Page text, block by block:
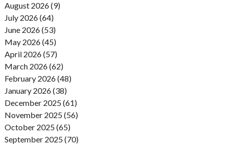
August 2026 (9)
July 2026 (64)
June 2026 (53)
May 2026 (45)
April 2026 (57)
March 2026 (62)
February 2026 (48)
January 2026 (38)
December 2025 (61)
November 2025 (56)
October 2025 (65)
September 2025 (70)